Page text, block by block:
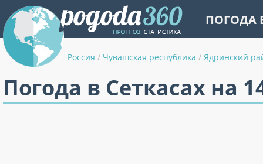
ПОГОДА
Россия / Чувашская республика / Ядринский
Погода в Сеткасах на